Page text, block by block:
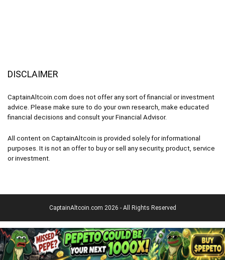
DISCLAIMER
CaptainAltcoin.com does not offer any sort of financial or investment
advice. Please make sure to do your own research, make educated
financial decisions and consult your Financial Advisor.
All content on CaptainAltcoin is provided solely for informational
purposes. It is not an offer to buy or sell any security, product, service
or investment.
CaptainAltcoin.com 2026 - All Rights Reserved
Deutsch